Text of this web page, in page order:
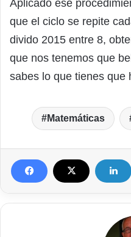
Aplicado ese
que el ciclo se repite
divido 2015 entre 8,
que nos tenemos que
sabes lo que tienes que
Matemáticas